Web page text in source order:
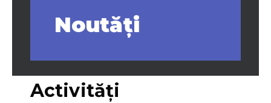
Noutăţi
Activităţi